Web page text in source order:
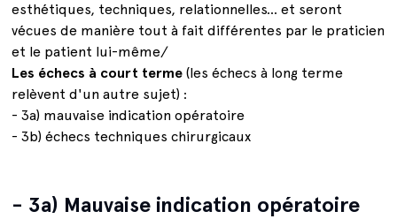
esthétiques, techniques, relationnelles... et seront
vécues de manière tout à fait différentes par le praticien
et le patient lui-même/
Les échecs à court terme (les échecs à long terme
relèvent d'un autre sujet) :
- 3a) mauvaise indication opératoire
- 3b) échecs techniques chirurgicaux
- 3a) Mauvaise indication opératoire